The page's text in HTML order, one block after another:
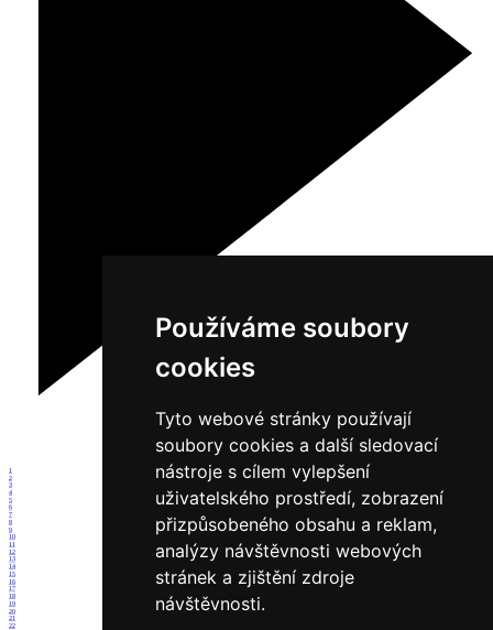
Používáme soubory
cookies
Tyto webové stránky používají
soubory cookies a další sledovací
nástroje s cílem vylepšení
uživatelského prostředí, zobrazení
přizpůsobeného obsahu a reklam,
analýzy návštěvnosti webových
stránek a zjištění zdroje
návštěvnosti.
1
2
3
4
5
6
7
8
9
10
11
12
13
14
15
16
17
18
19
20
21
22